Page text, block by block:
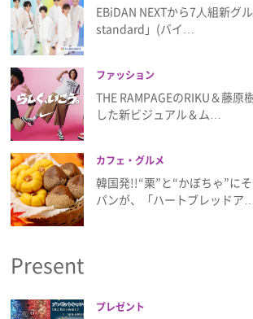
EBiDAN NEXTから7⼈組新グ
standard」(バイ…
ファッション
THE RAMPAGEのRIKU＆藤原
した新ビジュアル＆ム…
カフェ・グルメ
韓国発!!“栗”と“かぼちゃ”に
パンが、「ハートブレッドア…
Present
プレゼント